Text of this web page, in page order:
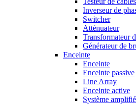
Inverseur de
Switcher
Atténuateur
Transformateur
Générateur de
Enceinte
Enceinte
Enceinte passive
Line Array
Enceinte active
Système